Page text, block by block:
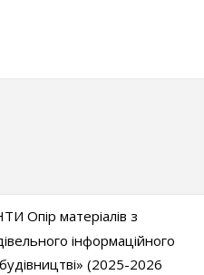
матеріалів з
інформаційного
(2025-2026